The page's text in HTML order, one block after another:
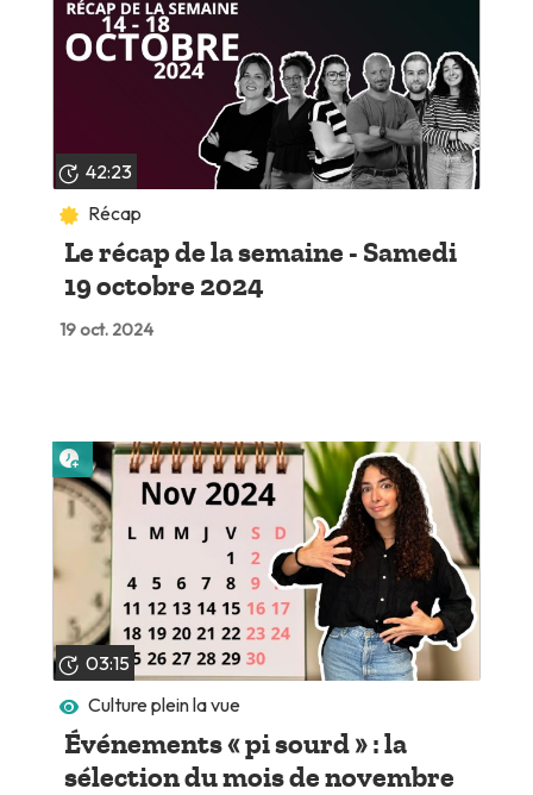
42:23
Récap
Le récap de la semaine - Samedi
19 octobre 2024
19 oct. 2024
03:15
Culture plein la vue
Événements « pi sourd » : la
sélection du mois de novembre
Lire plus tard